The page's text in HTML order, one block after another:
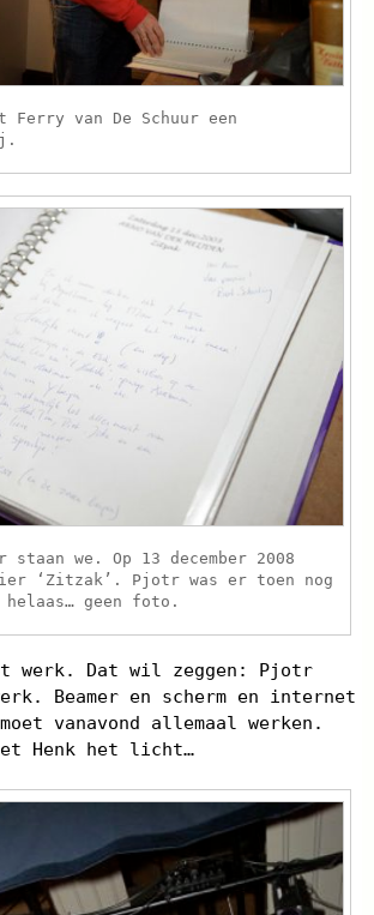
Ferry van De Schuur een
we. Op 13 december 2008
‘Zitzak’. Pjotr was er toen nog
geen foto.
werk. Dat wil zeggen: Pjotr
Beamer en scherm en internet
vanavond allemaal werken.
Henk het licht…